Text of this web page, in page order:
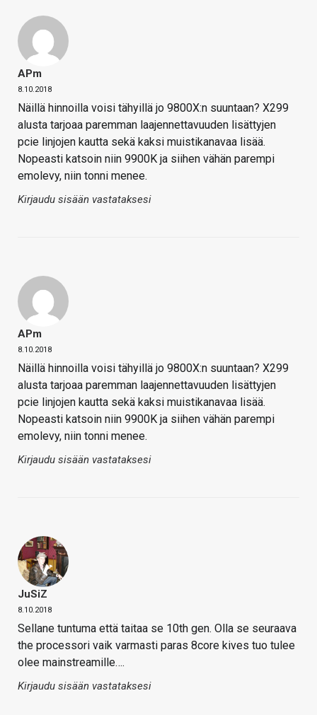
APm
8.10.2018
Näillä hinnoilla voisi tähyillä jo 9800X:n suuntaan? X299
alusta tarjoaa paremman laajennettavuuden lisättyjen
pcie linjojen kautta sekä kaksi muistikanavaa lisää.
Nopeasti katsoin niin 9900K ja siihen vähän parempi
emolevy, niin tonni menee.
Kirjaudu sisään vastataksesi
APm
8.10.2018
Näillä hinnoilla voisi tähyillä jo 9800X:n suuntaan? X299
alusta tarjoaa paremman laajennettavuuden lisättyjen
pcie linjojen kautta sekä kaksi muistikanavaa lisää.
Nopeasti katsoin niin 9900K ja siihen vähän parempi
emolevy, niin tonni menee.
Kirjaudu sisään vastataksesi
JuSiZ
8.10.2018
Sellane tuntuma että taitaa se 10th gen. Olla se seuraava
the processori vaik varmasti paras 8core kives tuo tulee
olee mainstreamille….
Kirjaudu sisään vastataksesi